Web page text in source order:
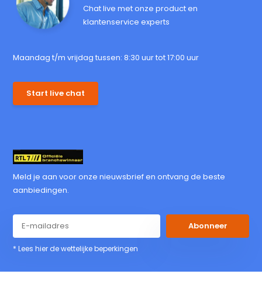
Chat live met onze product en
klantenservice experts
Maandag t/m vrijdag tussen: 8:30 uur tot 17:00 uur
Start live chat
Meld je aan voor onze nieuwsbrief en ontvang de beste
aanbiedingen.
Abonneer
* Lees hier de wettelijke beperkingen